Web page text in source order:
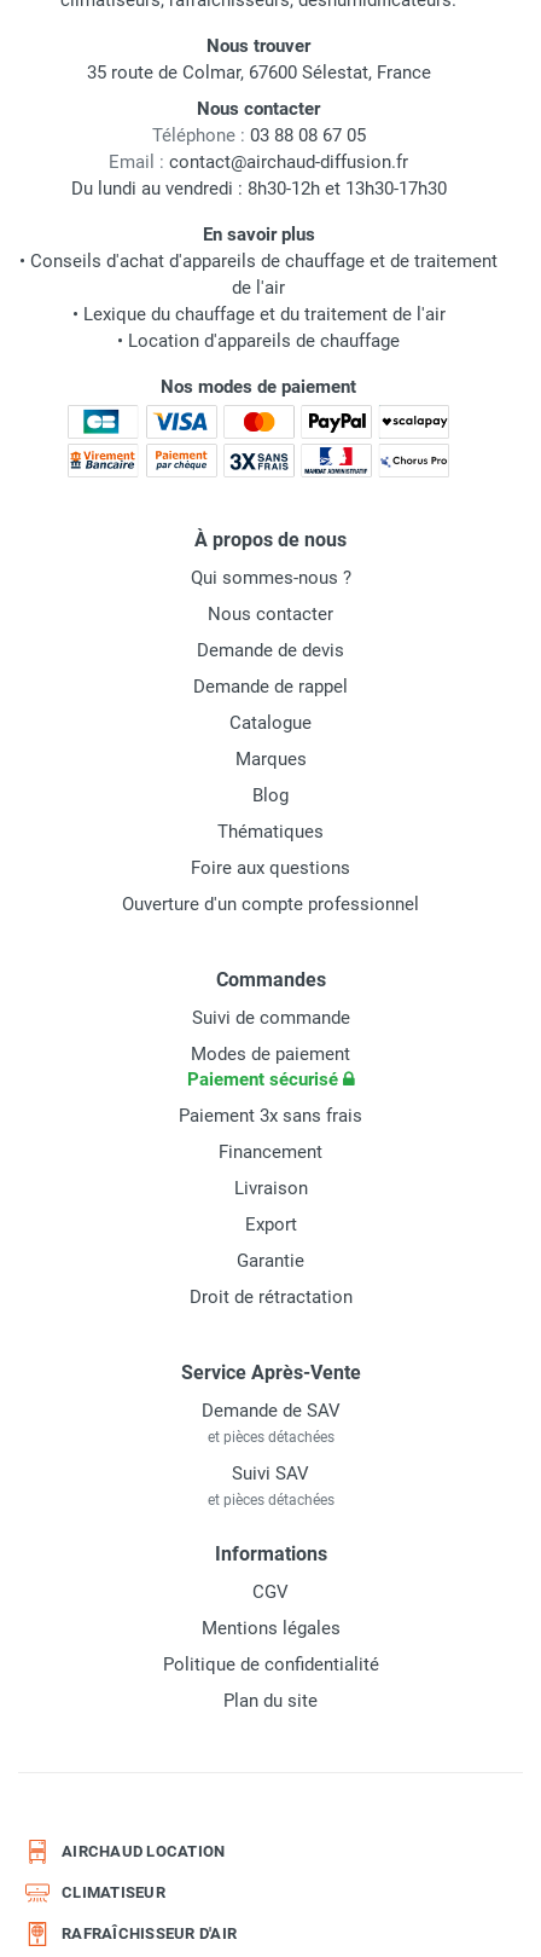
Nous trouver
35 route de Colmar, 67600 Sélestat, France
Nous contacter
Téléphone : 03 88 08 67 05
Email : contact@airchaud-diffusion.fr
Du lundi au vendredi : 8h30-12h et 13h30-17h30
En savoir plus
• Conseils d'achat d'appareils de chauffage et de traitement
de l'air
• Lexique du chauffage et du traitement de l'air
• Location d'appareils de chauffage
Nos modes de paiement
À propos de nous
Qui sommes-nous ?
Nous contacter
Demande de devis
Demande de rappel
Catalogue
Marques
Blog
Thématiques
Foire aux questions
Ouverture d'un compte professionnel
Commandes
Suivi de commande
Modes de paiement
Paiement sécurisé
Paiement 3x sans frais
Financement
Livraison
Export
Garantie
Droit de rétractation
Service Après-Vente
Demande de SAV
et pièces détachées
Suivi SAV
et pièces détachées
Informations
CGV
Mentions légales
Politique de confidentialité
Plan du site
AIRCHAUD LOCATION
CLIMATISEUR
RAFRAÎCHISSEUR D'AIR